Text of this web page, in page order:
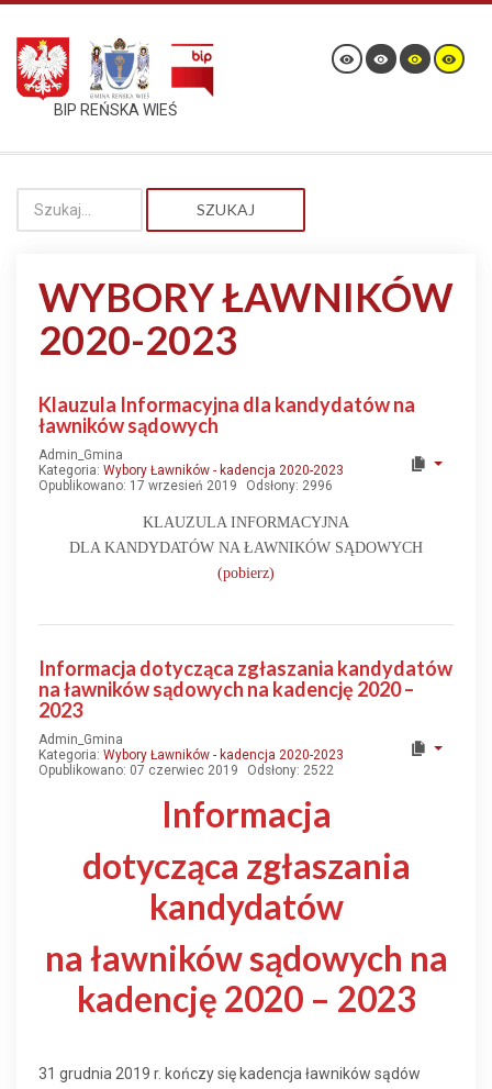
BIP REŃSKA WIEŚ
SZUKAJ
WYBORY ŁAWNIKÓW
2020-2023
Klauzula Informacyjna dla kandydatów na
ławników sądowych
Admin_Gmina
Kategoria: Wybory Ławników - kadencja 2020-2023
Opublikowano: 17 wrzesień 2019
Odsłony: 2996
KLAUZULA INFORMACYJNA
DLA KANDYDATÓW NA ŁAWNIKÓW SĄDOWYCH
(pobierz)
Informacja dotycząca zgłaszania kandydatów
na ławników sądowych na kadencję 2020 –
2023
Admin_Gmina
Kategoria: Wybory Ławników - kadencja 2020-2023
Opublikowano: 07 czerwiec 2019
Odsłony: 2522
Informacja
dotycząca zgłaszania
kandydatów
na ławników sądowych na
kadencję 2020 – 2023
31 grudnia 2019 r. kończy się kadencja ławników sądów